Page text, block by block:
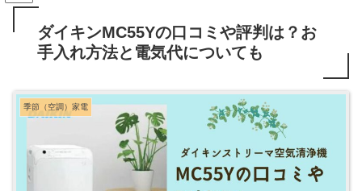
ダイキンMC55Yの口コミや評判は？お
手入れ方法と電気代についても
季節（空調）家電